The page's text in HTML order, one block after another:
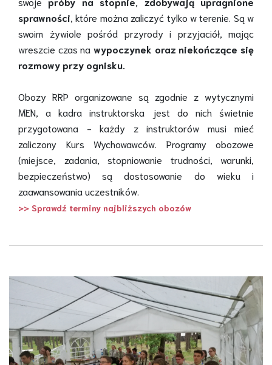
sprawności , które można zaliczyć tylko w terenie. Są w
swoim żywiole pośród przyrody i przyjaciół, mając
wreszcie czas na wypoczynek oraz niekończące się
rozmowy przy ognisku.
Obozy RRP organizowane są zgodnie z wytycznymi
MEN, a kadra instruktorska jest do nich świetnie
przygotowana - każdy z instruktorów musi mieć
zaliczony Kurs Wychowawców. Programy obozowe
(miejsce, zadania, stopniowanie trudności, warunki,
bezpieczeństwo) są dostosowanie do wieku i
zaawansowania uczestników.
>> Sprawdź terminy najbliższych obozów